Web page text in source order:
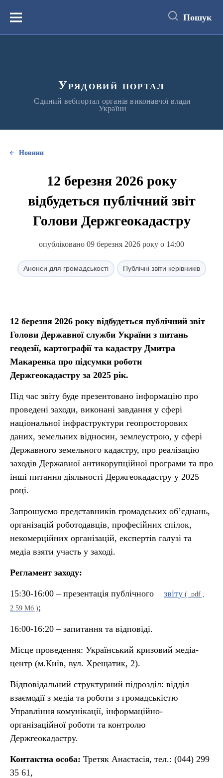
вмістуМеню Пошук
Урядовий портал
Єдиний вебпортал органів виконавчої влади
України
Новини
12 березня 2026 року
відбудеться публічний звіт
Голови Держгеокадастру
опубліковано 09 березня 2026 року о 14:00
Анонси для громадськості Публічні звіти керівників
12 березня 2026 року відбудеться публічний звіт
Голови Державної служби України з питань
геодезії, картографії та кадастру Дмитра
Макаренка про підсумки роботи
Держгеокадастру за 2025 рік.
Під час звіту буде презентовано інформацію про
проведені заходи, виконані завдання у сфері
національної інфраструктури геопросторових
даних, земельних відносин, землеустрою, у сфері
Державного земельного кадастру, про реалізацію
заходів Державної антикорупційної програми та про
інші питання діяльності Держгеокадастру у 2025
році.
Запрошуємо представників громадських об’єднань,
організацій роботодавців, професійних спілок,
некомерційних організацій, експертів галузі та
медіа взяти участь у заході.
Регламент заходу:
15:30-16:00 – презентація публічного звіту ( .pdf ,
2.59 Мб );
16:00-16:20 – запитання та відповіді.
Місце проведення: Український кризовий медіа-
центр (м.Київ, вул. Хрещатик, 2).
Відповідальний структурний підрозділ: відділ
взаємодії з медіа та роботи з громадськістю
Управління комунікації, інформаційно-
організаційної роботи та контролю
Держгеокадастру.
Контактна особа: Третяк Анастасія, тел.: (044) 299
35 61,